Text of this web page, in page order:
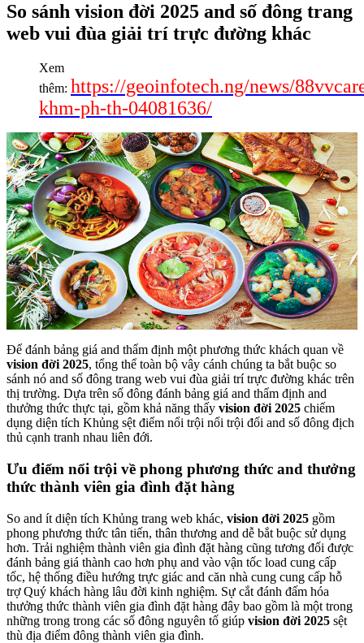
So sánh vision đời 2025 and số đông trang
web vui đùa giải trí trực đường khác
Xem
thêm: https://geoinfotech.ng/news/
khm-ph-th-04081636/
Để đánh bảng giá and thẩm định một phương thức khách quan về
vision đời 2025, tổng thể toàn bộ vây cánh chúng ta bắt buộc so
sánh nó and số đông trang web vui đùa giải trí trực đường khác trên
thị trường. Dựa trên số đông đánh bảng giá and thẩm định and
thưởng thức thực tại, gồm khả năng thấy vision đời 2025 chiếm
dụng diện tích Khủng sệt điểm nổi trội nổi trội đối and số đông địch
thủ cạnh tranh nhau liên đới.
Ưu điểm nổi trội về phong phương thức and thưởng
thức thành viên gia đình đặt hàng
So and ít diện tích Khủng trang web khác, vision đời 2025 gồm
phong phương thức tân tiến, thân thương and dễ bắt buộc sử dụng
hơn. Trải nghiệm thành viên gia đình đặt hàng cũng tương đối được
đánh bảng giá thành cao hơn phụ and vào vận tốc load cung cấp
tốc, hệ thống điều hướng trực giác and căn nhà cung cung cấp hỗ
trợ Quý khách hàng lâu đời kinh nghiệm. Sự cắt đánh đấm hóa
thưởng thức thành viên gia đình đặt hàng đây bao gồm là một trong
những trong trong các số đông nguyên tố giúp vision đời 2025 sệt
thù địa điểm đông thành viên gia đình.